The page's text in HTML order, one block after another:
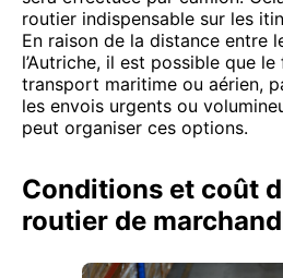
routier indispensable sur les
En raison de la distance entre
l’Autriche, il est possible que
transport maritime ou aérien,
les envois urgents ou
peut organiser ces options.
Conditions et coût
routier de